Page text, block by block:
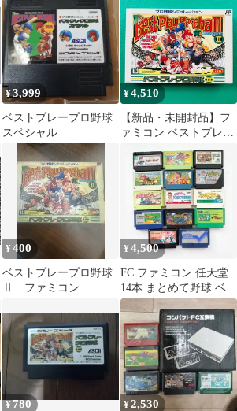
¥3,999
ベストプレープロ野球
スペシャル
¥4,510
【新品・未開封品】フ
ァミコン ベストプレー
プロ野球II ASCII アス
キー FC
¥400
ベストプレープロ野球
Ⅱ ファミコン
¥4,500
FC ファミコン 任天堂
14本 まとめて野球 ベー
スボール 昭和レトロ
¥780 ¥2,530